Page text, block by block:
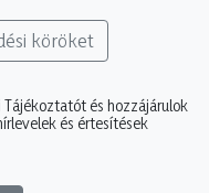
köröket
és hozzájárulok
és értesítések